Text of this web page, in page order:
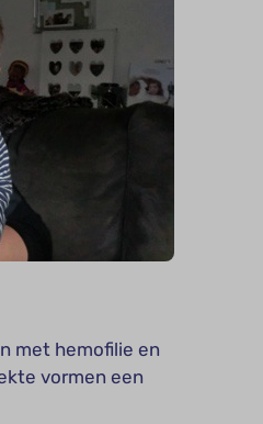
met hemofilie en
vormen een